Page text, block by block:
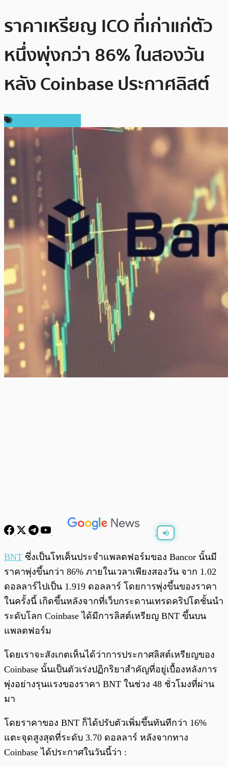
ราคาเหรียญ ICO ที่เก่าแก่ตัว
หนึ่งพุ่งกว่า 86% ในสองวัน
หลัง Coinbase ประกาศลิสต์
พร้อมเล่น 0:00
BNT ซึ่งเป็นโทเค็นประจำแพลตฟอร์มของ Bancor นั้นมี
ราคาพุ่งขึ้นกว่า 86% ภายในเวลาเพียงสองวัน จาก 1.02
ดอลลาร์ไปเป็น 1.919 ดอลลาร์ โดยการพุ่งขึ้นของราคา
ในครั้งนี้ เกิดขึ้นหลังจากที่เว็บกระดานเทรดคริปโตชั้นนำ
ระดับโลก Coinbase ได้มีการลิสต์เหรียญ BNT ขึ้นบน
แพลตฟอร์ม
โดยเราจะสังเกตเห็นได้ว่าการประกาศลิสต์เหรียญของ
Coinbase นั้นเป็นตัวเร่งปฏิกริยาสำคัญที่อยู่เบื้องหลังการ
พุ่งอย่างรุนแรงของราคา BNT ในช่วง 48 ชั่วโมงที่ผ่าน
มา
โดยราคาของ BNT ก็ได้ปรับตัวเพิ่มขึ้นทันทีกว่า 16%
แตะจุดสูงสุดที่ระดับ 3.70 ดอลลาร์ หลังจากทาง
Coinbase ได้ประกาศในวันนี้ว่า :